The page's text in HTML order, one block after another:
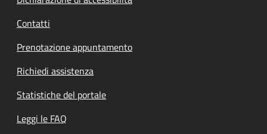
Contatti
Prenotazione appuntamento
Richiedi assistenza
Statistiche del portale
Leggi le FAQ